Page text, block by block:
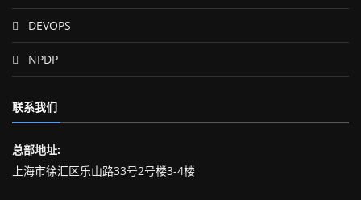
DEVOPS
NPDP
联系我们
总部地址:
上海市徐汇区乐山路33号2号楼3-4楼